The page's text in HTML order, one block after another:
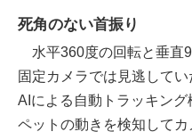
死角のない首振り
水平360度の回転と垂直
固定カメラでは見逃して
AIによる自動トラッキン
ペットの動きを検知して